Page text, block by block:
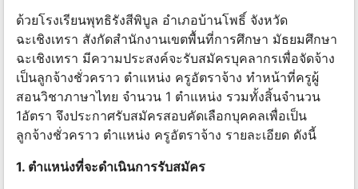
ด้วยโรงเรียนพุทธิรังสีพิบูล อําเภอบ้านโพธิ์ จังหวัด
ฉะเชิงเทรา สังกัดสํานักงานเขตพื้นที่การศึกษา มัธยมศึกษา
ฉะเชิงเทรา มีความประสงค์จะรับสมัครบุคลากรเพื่อจัดจ้าง
เป็นลูกจ้างชั่วคราว ตําแหน่ง ครูอัตราจ้าง ทําหน้าที่ครูผู้
สอนวิชาภาษาไทย จํานวน 1 ตําแหน่ง รวมทั้งสิ้นจํานวน
1อัตรา จึงประกาศรับสมัครสอบคัดเลือกบุคคลเพื่อเป็น
ลูกจ้างชั่วคราว ตําแหน่ง ครูอัตราจ้าง รายละเอียด ดังนี้
1. ตําแหน่งที่จะดําเนินการรับสมัคร